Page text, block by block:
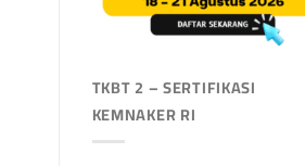
TKBT 2 – SERTIFIKASI
KEMNAKER RI